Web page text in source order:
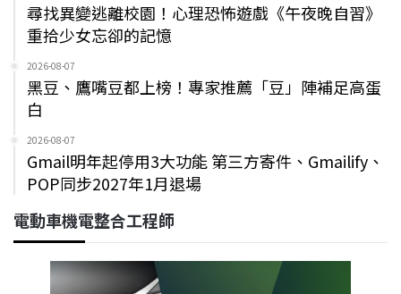
尋找異變逃離校園！心理恐怖遊戲《午夜晚自習》
重拾少女忘卻的記憶
2026-08-07
黑豆、鷹嘴豆都上榜！專家推薦「豆」陣補足高蛋
白
2026-08-07
Gmail明年起停用3大功能 第三方寄件、Gmailify、
POP同步2027年1月退場
電動車機電整合工程師